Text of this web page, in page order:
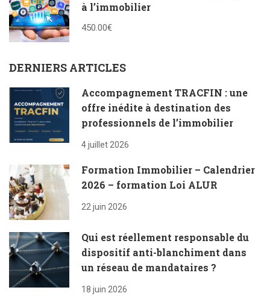
à l’immobilier
450.00€
DERNIERS ARTICLES
Accompagnement TRACFIN : une
offre inédite à destination des
professionnels de l’immobilier
4 juillet 2026
Formation Immobilier – Calendrier
2026 – formation Loi ALUR
22 juin 2026
Qui est réellement responsable du
dispositif anti-blanchiment dans
un réseau de mandataires ?
18 juin 2026